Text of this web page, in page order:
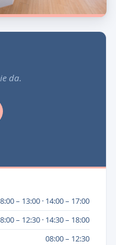
da.
– 13:00 · 14:00 – 17:00
– 12:30 · 14:30 – 18:00
08:00 – 12:30